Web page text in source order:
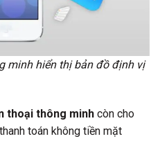
minh hiển thị bản đồ định vị
thoại thông minh còn cho
toán không tiền mặt